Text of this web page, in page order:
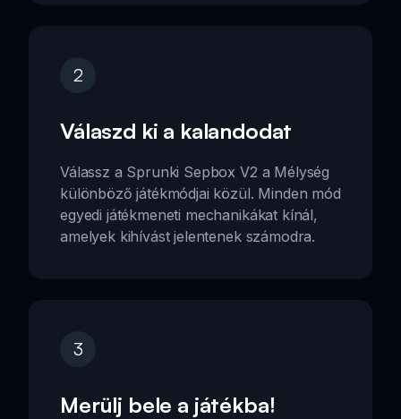
2
Válaszd ki a kalandodat
Válassz a Sprunki Sepbox V2 a Mélység
különböző játékmódjai közül. Minden mód
egyedi játékmeneti mechanikákat kínál,
amelyek kihívást jelentenek számodra.
3
Merülj bele a játékba!